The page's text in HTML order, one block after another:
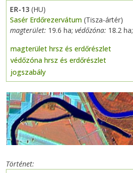
ER-13 (HU)
Sasér Erdőrezervátum (Tisza-ártér)
magterület: 19.6 ha; védőzóna: 18.2 ha;
magterület hrsz és erdőrészlet
védőzóna hrsz és erdőrészlet
jogszabály
Previous
Történet